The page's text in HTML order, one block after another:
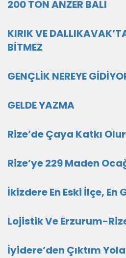
200 TON ANZER BALI
KIRIK VE
BİTMEZ
GENÇLİK NEREYE
GELDE YAZMA
Rize’de Çaya Katkı
Rize’ye 229 Maden
İkizdere En Eski İlçe, En
Lojistik Ve Erzurum-
İyidere’den Çıktım Yola